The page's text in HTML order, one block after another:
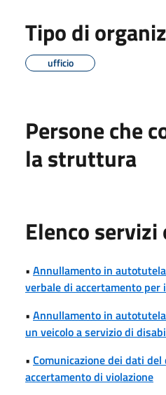
Tipo di
ufficio
Persone che
la struttura
Elenco
• Annullamento in
verbale di accertamento per
• Annullamento in
un veicolo a servizio di
• Comunicazione dei dati
accertamento di violazione